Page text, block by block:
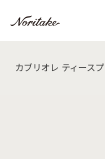
カブリオレ ティース